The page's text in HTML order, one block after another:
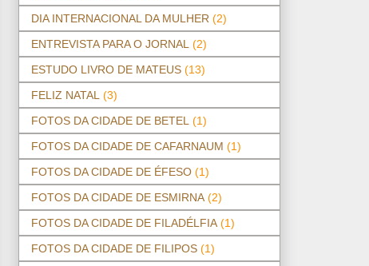
DIA INTERNACIONAL DA MULHER (2)
ENTREVISTA PARA O JORNAL (2)
ESTUDO LIVRO DE MATEUS (13)
FELIZ NATAL (3)
FOTOS DA CIDADE DE BETEL (1)
FOTOS DA CIDADE DE CAFARNAUM (1)
FOTOS DA CIDADE DE ÉFESO (1)
FOTOS DA CIDADE DE ESMIRNA (2)
FOTOS DA CIDADE DE FILADÉLFIA (1)
FOTOS DA CIDADE DE FILIPOS (1)